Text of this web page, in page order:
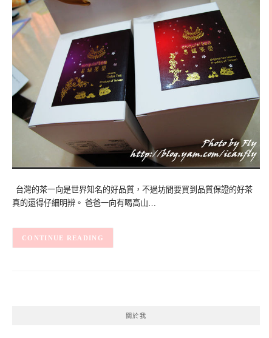
台灣的茶一向是世界知名的好品質，不過坊間要買到品質保證的好茶
真的還得仔細明辨。 爸爸一向有喝高山…
CONTINUE READING
關於我